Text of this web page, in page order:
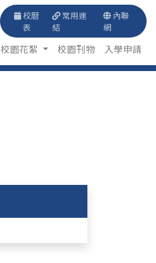
校曆
表
常用連
結
內聯
網
校園花絮 校園刊物 入學申請